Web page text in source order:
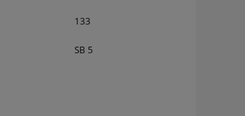
133
SB 5